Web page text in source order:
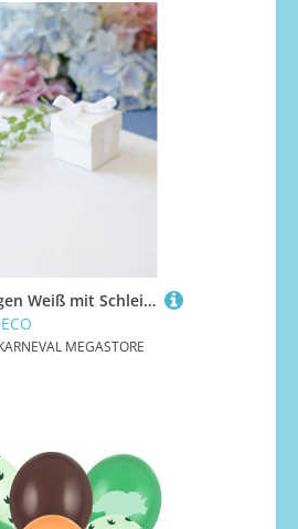
10 Kartonagen Weiß mit Schleife 5,2 x 5,2 cm
MEGASTORE